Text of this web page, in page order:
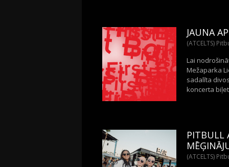
JAUNA
(ATCELTS)
Lai
Mežaparka
sadalīta
koncerta
PITBULL
(ATCELTS)